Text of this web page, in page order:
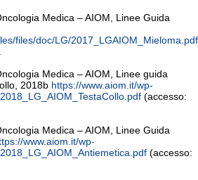
Medica – AIOM, Linee Guida
files/doc/LG/2017_LGAIOM_Mieloma.pdf
Medica – AIOM, Linee guida
2018b https://www.aiom.it/wp-
(accesso:
Medica – AIOM, Linee Guida
www.aiom.it/wp-
(accesso: